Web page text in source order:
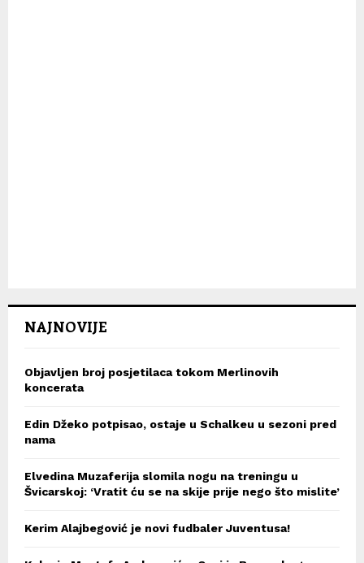
NAJNOVIJE
Objavljen broj posjetilaca tokom Merlinovih
koncerata
Edin Džeko potpisao, ostaje u Schalkeu u sezoni pred
nama
Elvedina Muzaferija slomila nogu na treningu u
Švicarskoj: ‘Vratit ću se na skije prije nego što mislite’
Kerim Alajbegović je novi fudbaler Juventusa!